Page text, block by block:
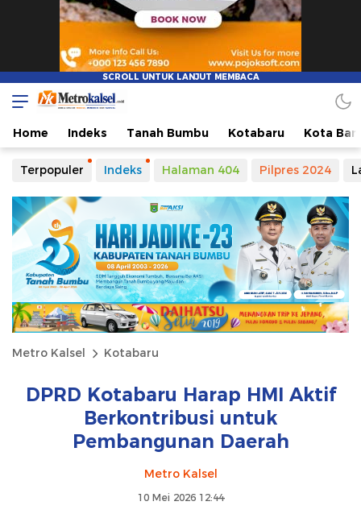
Home Indeks Tanah Bumbu Kotabaru Kota
Terpopuler Indeks Halaman 404 Pilpres 2024
Metro Kalsel Kotabaru
DPRD Kotabaru Harap HMI Aktif
Berkontribusi untuk
Pembangunan Daerah
Metro Kalsel
10 Mei 2026 12:44